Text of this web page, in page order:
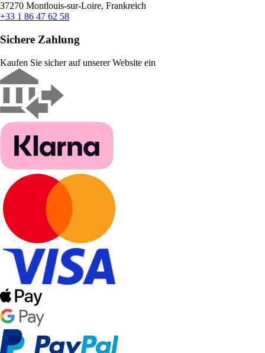
37270 Montlouis-sur-Loire, Frankreich
+33 1 86 47 62 58
Sichere Zahlung
Kaufen Sie sicher auf unserer Website ein